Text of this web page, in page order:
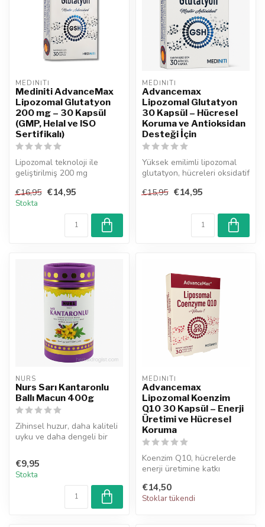
MEDINITI
Mediniti AdvanceMax
Lipozomal Glutatyon
200 mg – 30 Kapsül
(GMP, Helal ve ISO
Sertifikalı)
Lipozomal teknoloji ile
geliştirilmiş 200 mg
takviy...
€16,95 €14,95
Stokta
MEDINITI
Advancemax
Lipozomal Glutatyon
30 Kapsül – Hücresel
Koruma ve Antioksidan
Desteği İçin
Yüksek emilimli lipozomal
glutatyon, hücreleri oksidatif
€15,95 €14,95
NURS
Nurs Sarı Kantaronlu
Ballı Macun 400g
Zihinsel huzur, daha kaliteli
uyku ve daha dengeli bir
€9,95
Stokta
MEDINITI
Advancemax
Lipozomal Koenzim
Q10 30 Kapsül – Enerji
Üretimi ve Hücresel
Koruma
Koenzim Q10, hücrelerde
enerji üretimine katkı
bileşendir. Li...
€14,50
Stoklar tükendi